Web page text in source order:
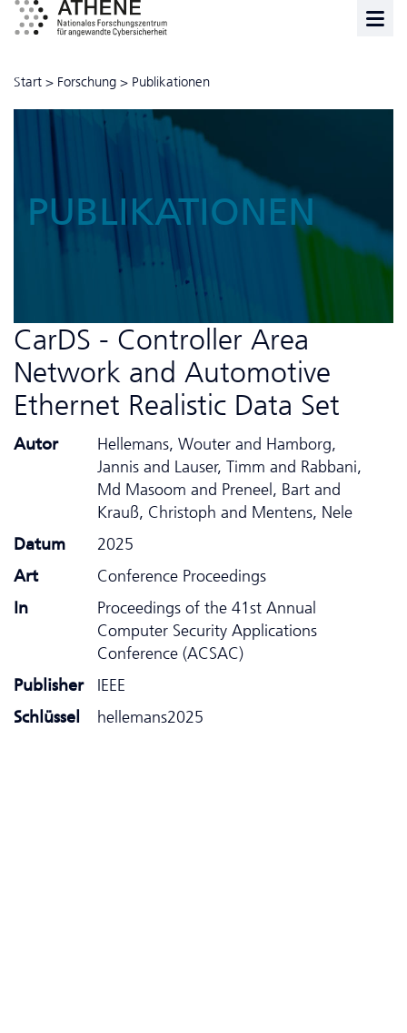
Start > Forschung > Publikationen
PUBLIKATIONEN
CarDS - Controller Area
Network and Automotive
Ethernet Realistic Data Set
Autor
Hellemans, Wouter and Hamborg,
Jannis and Lauser, Timm and Rabbani,
Md Masoom and Preneel, Bart and
Krauß, Christoph and Mentens, Nele
Datum
2025
Art
Conference Proceedings
In
Proceedings of the 41st Annual
Computer Security Applications
Conference (ACSAC)
Publisher
IEEE
Schlüssel
hellemans2025